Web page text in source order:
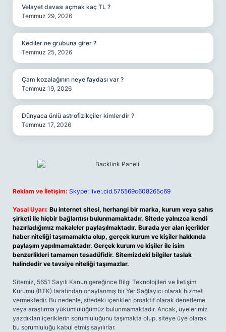
Velayet davası açmak kaç TL ?
Temmuz 29, 2026
Kediler ne grubuna girer ?
Temmuz 25, 2026
Çam kozalağının neye faydası var ?
Temmuz 19, 2026
Dünyaca ünlü astrofizikçiler kimlerdir ?
Temmuz 17, 2026
Reklam ve İletişim: Skype: live:.cid.575569c608265c69
Yasal Uyarı: Bu internet sitesi, herhangi bir marka, kurum veya şahıs
şirketi ile hiçbir bağlantısı bulunmamaktadır. Sitede yalnızca kendi
hazırladığımız makaleler paylaşılmaktadır. Burada yer alan içerikler
haber niteliği taşımamakta olup, gerçek kurum ve kişiler hakkında
paylaşım yapılmamaktadır. Gerçek kurum ve kişiler ile isim
benzerlikleri tamamen tesadüfidir. Sitemizdeki bilgiler taslak
halindedir ve tavsiye niteliği taşımazlar.
Sitemiz, 5651 Sayılı Kanun gereğince Bilgi Teknolojileri ve İletişim
Kurumu (BTK) tarafından onaylanmış bir Yer Sağlayıcı olarak hizmet
vermektedir. Bu nedenle, sitedeki içerikleri proaktif olarak denetleme
veya araştırma yükümlülüğümüz bulunmamaktadır. Ancak, üyelerimiz
yazdıkları içeriklerin sorumluluğunu taşımakta olup, siteye üye olarak
bu sorumluluğu kabul etmiş sayılırlar.